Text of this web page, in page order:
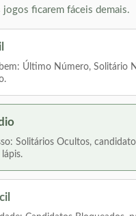
ficarem fáceis demais.
Último Número, Solitário
Solitários Ocultos,